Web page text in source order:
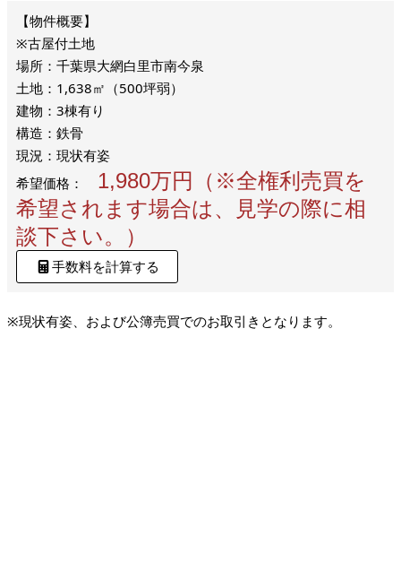
※古屋付土地
場所：千葉県大網白里市南今泉
土地：1,638㎡（500坪弱）
建物：3棟有り
構造：鉄骨
現況：現状有姿
希望価格：
1,980万円（※全権利売買を
希望されます場合は、見学の際に相
談下さい。）
手数料を計算する
※現状有姿、および公簿売買でのお取引きとなります。